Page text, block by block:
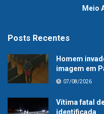
Meio
Posts Recentes
Homem
imagem em
07/08/2026
Vítima fatal
identificada